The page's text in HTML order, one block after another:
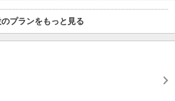
プランをもっと見る